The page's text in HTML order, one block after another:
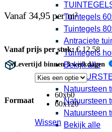
Tuintegels
Tuintegels
Antraciete
Tuintegels
Bekijk alle
Natuursteen
Natuursteen
Natuursteen
Bekijk alle
Vanaf 34,95 per m²
Vanaf prijs per stuk: €12,58
Levertijd binnen 3 werkdagen i
Formaat
60x60
60x120
Wissen